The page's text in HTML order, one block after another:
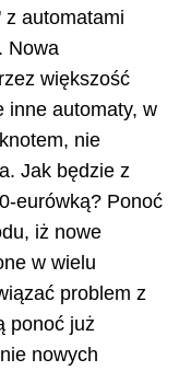
z automatami
Nowa
większość
inne automaty, w
nie
Jak będzie z
eurówką? Ponoć
iż nowe
w wielu
problem z
ponoć już
nowych